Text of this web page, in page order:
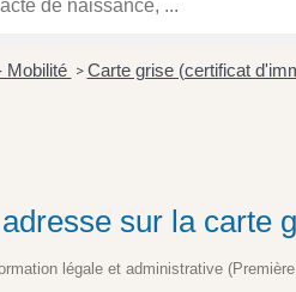
Mobilité > Carte grise (certificat
sur la carte
légale et administrative